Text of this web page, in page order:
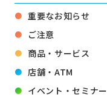
重要なお知らせ
ご注意
商品・サービス
店舗・ATM
イベント・セミナー